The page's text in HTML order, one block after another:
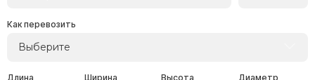
Как перевозить
Выберите
Длина Ширина Высота Диаметр